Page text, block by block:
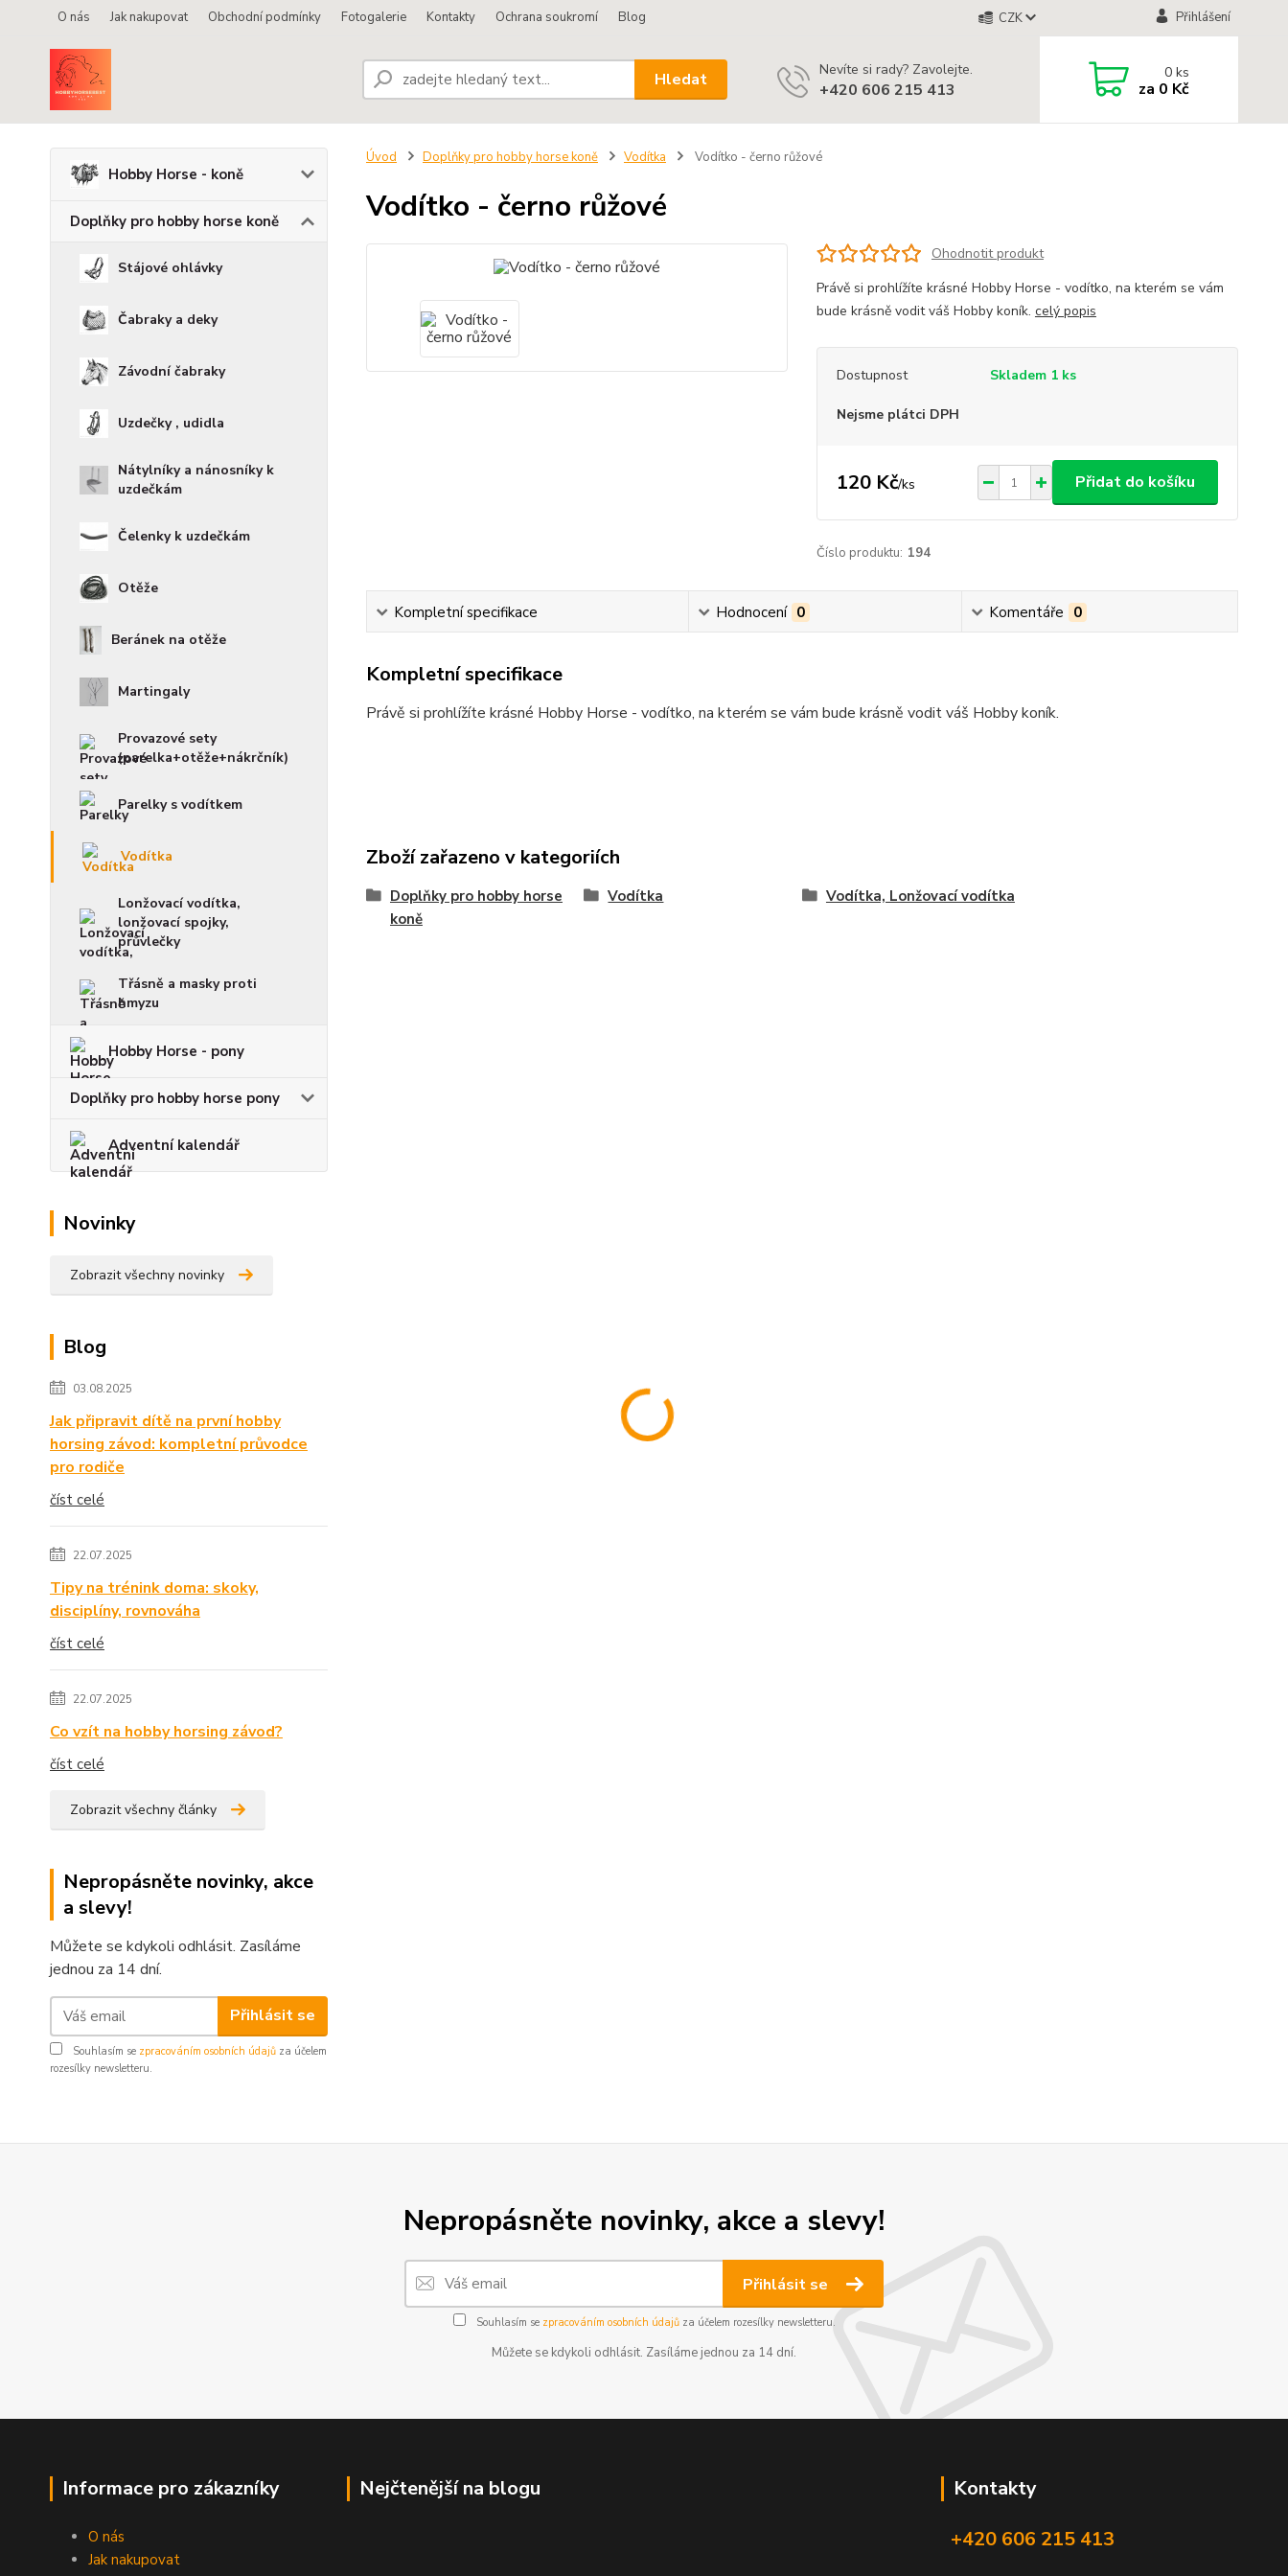
O nás Jak nakupovat Obchodní podmínky Fotogalerie Kontakty Ochrana soukromí Blog CZK Přihlášení
Hledat Nevíte si rady? Zavolejte.
+420 606 215 413
0ks
za 0 Kč
Hobby Horse - koně
Doplňky pro hobby horse koně
Stájové ohlávky
Čabraky a deky
Závodní čabraky
Uzdečky , udidla
Nátylníky a nánosníky k
uzdečkám
Čelenky k uzdečkám
Otěže
Beránek na otěže
Martingaly
Provazové sety
(parelka+otěže+nákrčník)
Parelky s vodítkem
Vodítka
Lonžovací vodítka,
lonžovací spojky,
průvlečky
Třásně a masky proti
hmyzu
Hobby Horse - pony
Doplňky pro hobby horse pony
Adventní kalendář
Novinky
Zobrazit všechny novinky
Blog
03.08.2025
Jak připravit dítě na první hobby
horsing závod: kompletní průvodce
pro rodiče
číst celé
22.07.2025
Tipy na trénink doma: skoky,
disciplíny, rovnováha
číst celé
22.07.2025
Co vzít na hobby horsing závod?
číst celé
Zobrazit všechny články
Nepropásněte novinky, akce
a slevy!
Můžete se kdykoli odhlásit. Zasíláme
jednou za 14 dní.
Přihlásit se
Souhlasím se zpracováním osobních údajů za účelem
rozesílky newsletteru.
Úvod Doplňky pro hobby horse koně Vodítka Vodítko - černo růžové
Vodítko - černo růžové
Ohodnotit produkt
Právě si prohlížíte krásné Hobby Horse - vodítko, na kterém se vám
bude krásně vodit váš Hobby koník. celý popis
Dostupnost Skladem 1 ks
Nejsme plátci DPH
120 Kč/ks Přidat do košíku
Číslo produktu: 194
Kompletní specifikace Hodnocení 0 Komentáře 0
Kompletní specifikace
Právě si prohlížíte krásné Hobby Horse - vodítko, na kterém se vám bude krásně vodit váš Hobby koník.
Zboží zařazeno v kategoriích
Doplňky pro hobby horse
koně
Vodítka Vodítka, Lonžovací vodítka
Nepropásněte novinky, akce a slevy!
Přihlásit se
Souhlasím se zpracováním osobních údajůza účelem rozesílky newsletteru.
Můžete se kdykoli odhlásit. Zasíláme jednou za 14 dní.
Informace pro zákazníky
O nás
Jak nakupovat
Nejčtenější na blogu
Kontakty
+420 606 215 413